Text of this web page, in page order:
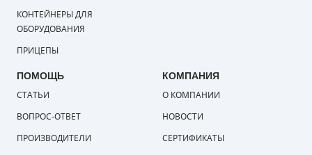
КОНТЕЙНЕРЫ ДЛЯ
ОБОРУДОВАНИЯ
ПРИЦЕПЫ
ПОМОЩЬ
СТАТЬИ
ВОПРОС-ОТВЕТ
ПРОИЗВОДИТЕЛИ
КОМПАНИЯ
О КОМПАНИИ
НОВОСТИ
СЕРТИФИКАТЫ